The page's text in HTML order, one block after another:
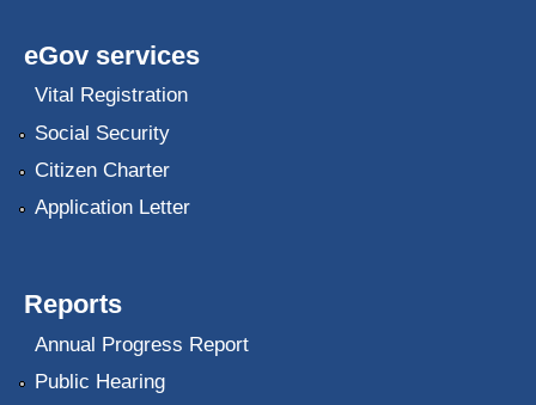
eGov services
Vital Registration
Social Security
Citizen Charter
Application Letter
Reports
Annual Progress Report
Public Hearing